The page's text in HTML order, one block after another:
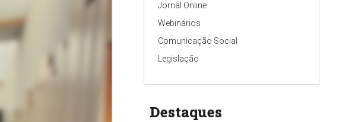
Jornal Online
Webinários
Comunicação Social
Legislação
Destaques